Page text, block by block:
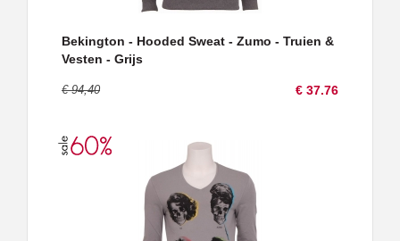
Bekington - Hooded Sweat - Zumo - Truien &
Vesten - Grijs
€ 94,40 € 37.76